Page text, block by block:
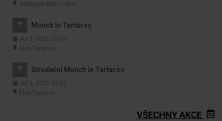
Swingers klub Trojka
Munch in Tartaros
Jul 3, 2026 20:00
Klub Tartaros
Středeční Munch in Tartaros
Jul 8, 2026 20:00
Klub Tartaros
VŠECHNY AKCE